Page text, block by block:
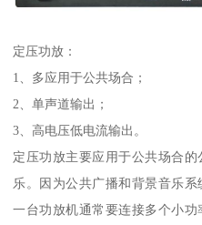
定压功放：
1、多应用于公共场合；
2、单声道输出；
3、高电压低电流输出。
定压功放主要应用于公共场合
乐。因为公共广播和背景音乐
一台功放机通常要连接多个小